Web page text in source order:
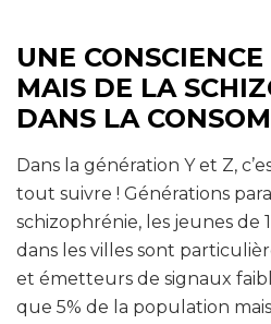
UNE
MAIS DE LA
DANS LA
Dans la génération Y et Z,
tout suivre ! Générations
schizophrénie, les jeunes de
dans les villes sont
et émetteurs de signaux
que 5% de la population